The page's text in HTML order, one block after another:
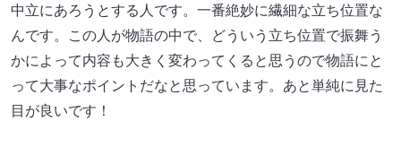
中立にあろうとする人です。一番絶妙に繊細な立ち位置な
んです。この人が物語の中で、どういう立ち位置で振舞う
かによって内容も大きく変わってくると思うので物語にと
って大事なポイントだなと思っています。あと単純に見た
目が良いです！